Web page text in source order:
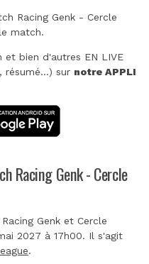
Racing Genk - Cercle
match.
bien d'autres EN LIVE
sur notre APPLI
Racing Genk - Cercle
Genk et Cercle
2027 à 17h00. Il s'agit
.